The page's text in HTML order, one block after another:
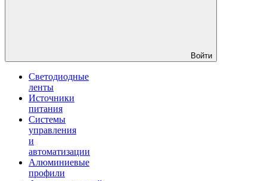
Войти
Светодиодные
ленты
Источники
питания
Системы
управления
и
автоматизации
Алюминиевые
профили